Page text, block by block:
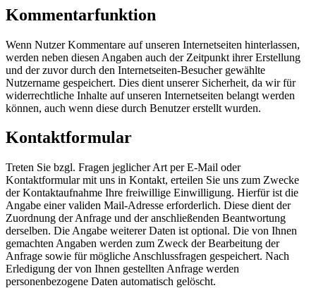
Kommentarfunktion
Wenn Nutzer Kommentare auf unseren Internetseiten hinterlassen,
werden neben diesen Angaben auch der Zeitpunkt ihrer Erstellung
und der zuvor durch den Internetseiten-Besucher gewählte
Nutzername gespeichert. Dies dient unserer Sicherheit, da wir für
widerrechtliche Inhalte auf unseren Internetseiten belangt werden
können, auch wenn diese durch Benutzer erstellt wurden.
Kontaktformular
Treten Sie bzgl. Fragen jeglicher Art per E-Mail oder
Kontaktformular mit uns in Kontakt, erteilen Sie uns zum Zwecke
der Kontaktaufnahme Ihre freiwillige Einwilligung. Hierfür ist die
Angabe einer validen Mail-Adresse erforderlich. Diese dient der
Zuordnung der Anfrage und der anschließenden Beantwortung
derselben. Die Angabe weiterer Daten ist optional. Die von Ihnen
gemachten Angaben werden zum Zweck der Bearbeitung der
Anfrage sowie für mögliche Anschlussfragen gespeichert. Nach
Erledigung der von Ihnen gestellten Anfrage werden
personenbezogene Daten automatisch gelöscht.